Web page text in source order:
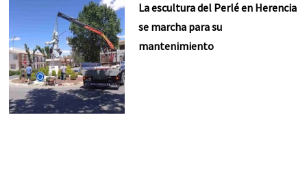
La escultura del Perlé en Herencia
se marcha para su
mantenimiento